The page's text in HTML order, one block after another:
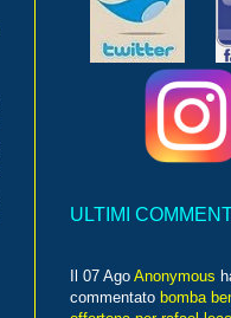
ULTIMI
Il 07 Ago Anonymous
commentato bomba